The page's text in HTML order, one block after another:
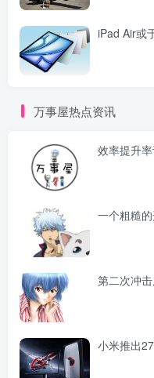
iPad Air或
万事屋热点资讯
效率提升率
一个粗糙
第二次冲
小米推出